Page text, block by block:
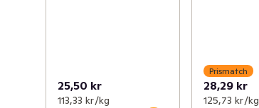
25,50 kr
113,33 kr /kg
Prismatch
28,29 kr
125,73 kr /kg